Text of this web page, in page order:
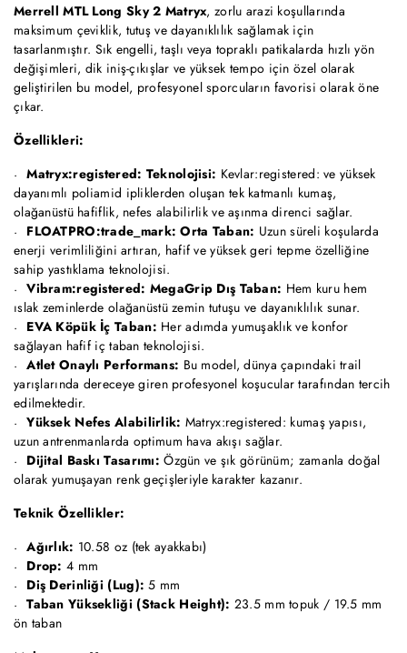
Merrell MTL Long Sky 2 Matryx, zorlu arazi koşullarında
maksimum çeviklik, tutuş ve dayanıklılık sağlamak için
tasarlanmıştır. Sık engelli, taşlı veya topraklı patikalarda hızlı yön
değişimleri, dik iniş-çıkışlar ve yüksek tempo için özel olarak
geliştirilen bu model, profesyonel sporcuların favorisi olarak öne
çıkar.
Özellikleri:
Matryx:registered: Teknolojisi: Kevlar:registered: ve yüksek
dayanımlı poliamid ipliklerden oluşan tek katmanlı kumaş,
olağanüstü hafiflik, nefes alabilirlik ve aşınma direnci sağlar.
FLOATPRO:trade_mark: Orta Taban: Uzun süreli koşularda
enerji verimliliğini artıran, hafif ve yüksek geri tepme özelliğine
sahip yastıklama teknolojisi.
Vibram:registered: MegaGrip Dış Taban: Hem kuru hem
ıslak zeminlerde olağanüstü zemin tutuşu ve dayanıklılık sunar.
EVA Köpük İç Taban: Her adımda yumuşaklık ve konfor
sağlayan hafif iç taban teknolojisi.
Atlet Onaylı Performans: Bu model, dünya çapındaki trail
yarışlarında dereceye giren profesyonel koşucular tarafından tercih
edilmektedir.
Yüksek Nefes Alabilirlik: Matryx:registered: kumaş yapısı,
uzun antrenmanlarda optimum hava akışı sağlar.
Dijital Baskı Tasarımı: Özgün ve şık görünüm; zamanla doğal
olarak yumuşayan renk geçişleriyle karakter kazanır.
Teknik Özellikler:
Ağırlık: 10.58 oz (tek ayakkabı)
Drop: 4 mm
Diş Derinliği (Lug): 5 mm
Taban Yüksekliği (Stack Height): 23.5 mm topuk / 19.5 mm
ön taban